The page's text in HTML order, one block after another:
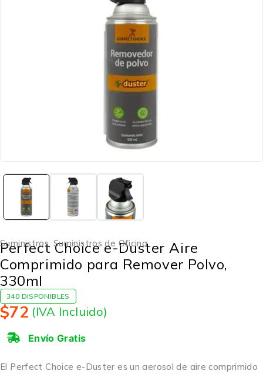
Suministros, Suministros de Oficina
Perfect Choice e-Duster Aire
Comprimido para Remover Polvo,
330ml
340 DISPONIBLES
$72 (IVA Incluido)
Envío Gratis
El Perfect Choice e-Duster es un aerosol de aire comprimido